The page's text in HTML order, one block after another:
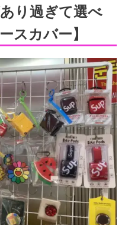
り過ぎて選べ
スカバー】